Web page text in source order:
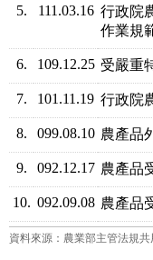
5. 111.03.16 行政院
作業規
6. 109.12.25 受嚴重
7. 101.11.19 行政院
8. 099.08.10 農產品
9. 092.12.17 農產品
10. 092.09.08 農產品
資料來源：農業部主管法規共